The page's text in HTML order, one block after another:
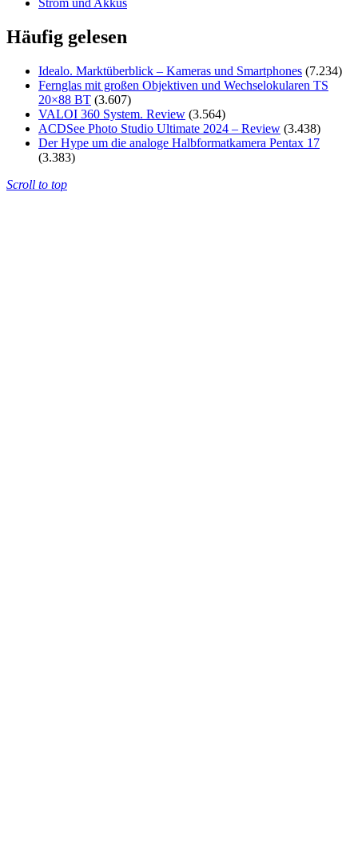
Strom und Akkus
Häufig gelesen
Idealo. Marktüberblick – Kameras und Smartphones (7.234)
Fernglas mit großen Objektiven und Wechselokularen TS
20×88 BT (3.607)
VALOI 360 System. Review (3.564)
ACDSee Photo Studio Ultimate 2024 – Review (3.438)
Der Hype um die analoge Halbformatkamera Pentax 17
(3.383)
Scroll to top